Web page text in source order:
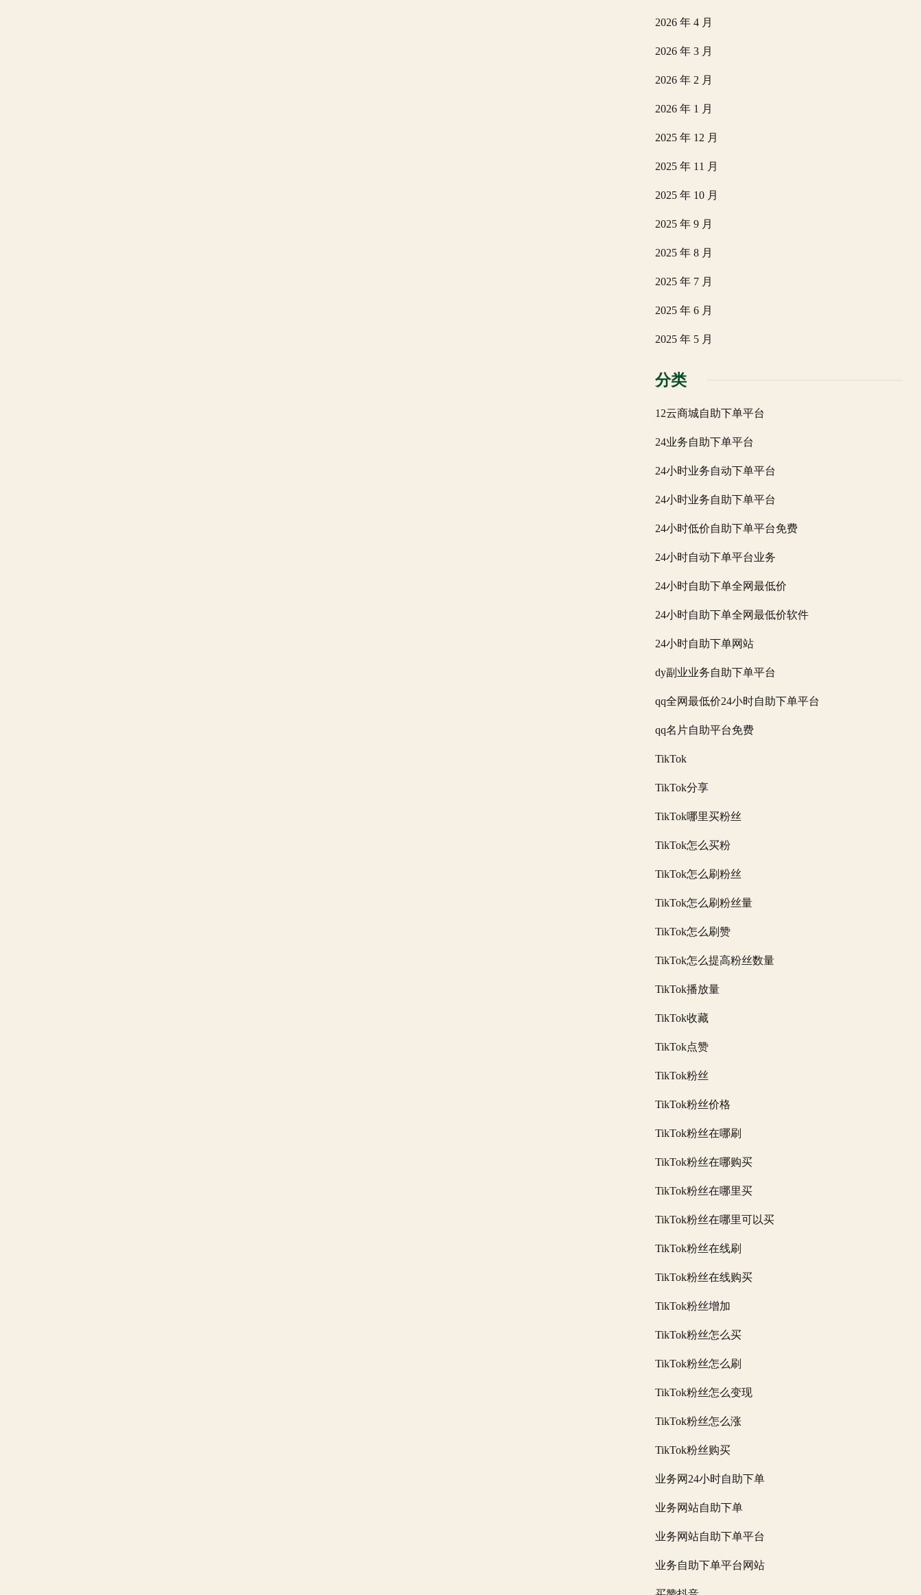
2026 年 4 月
2026 年 3 月
2026 年 2 月
2026 年 1 月
2025 年 12 月
2025 年 11 月
2025 年 10 月
2025 年 9 月
2025 年 8 月
2025 年 7 月
2025 年 6 月
2025 年 5 月
分类
12云商城自助下单平台
24业务自助下单平台
24小时业务自动下单平台
24小时业务自助下单平台
24小时低价自助下单平台免费
24小时自动下单平台业务
24小时自助下单全网最低价
24小时自助下单全网最低价软件
24小时自助下单网站
dy副业业务自助下单平台
qq全网最低价24小时自助下单平台
qq名片自助平台免费
TikTok
TikTok分享
TikTok哪里买粉丝
TikTok怎么买粉
TikTok怎么刷粉丝
TikTok怎么刷粉丝量
TikTok怎么刷赞
TikTok怎么提高粉丝数量
TikTok播放量
TikTok收藏
TikTok点赞
TikTok粉丝
TikTok粉丝价格
TikTok粉丝在哪刷
TikTok粉丝在哪购买
TikTok粉丝在哪里买
TikTok粉丝在哪里可以买
TikTok粉丝在线刷
TikTok粉丝在线购买
TikTok粉丝增加
TikTok粉丝怎么买
TikTok粉丝怎么刷
TikTok粉丝怎么变现
TikTok粉丝怎么涨
TikTok粉丝购买
业务网24小时自助下单
业务网站自助下单
业务网站自助下单平台
业务自助下单平台网站